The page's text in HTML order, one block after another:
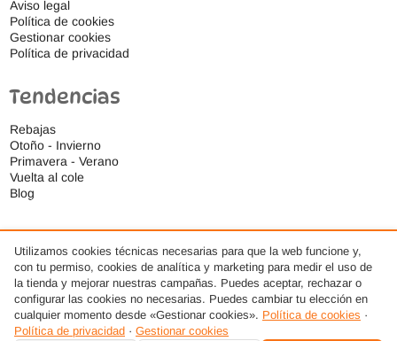
Aviso legal
Política de cookies
Gestionar cookies
Política de privacidad
Tendencias
Rebajas
Otoño - Invierno
Primavera - Verano
Vuelta al cole
Blog
Utilizamos cookies técnicas necesarias para que la web funcione y,
con tu permiso, cookies de analítica y marketing para medir el uso de
la tienda y mejorar nuestras campañas. Puedes aceptar, rechazar o
configurar las cookies no necesarias. Puedes cambiar tu elección en
cualquier momento desde «Gestionar cookies». Política de cookies ·
Política de privacidad · Gestionar cookies